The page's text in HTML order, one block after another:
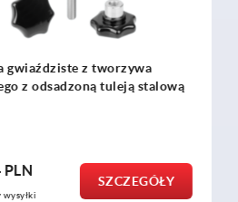
gwiaździste pięcioramienne
PLN
wysyłki
SZCZEGÓŁY